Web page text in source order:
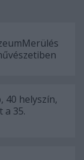
40 helyszín,
a 35.